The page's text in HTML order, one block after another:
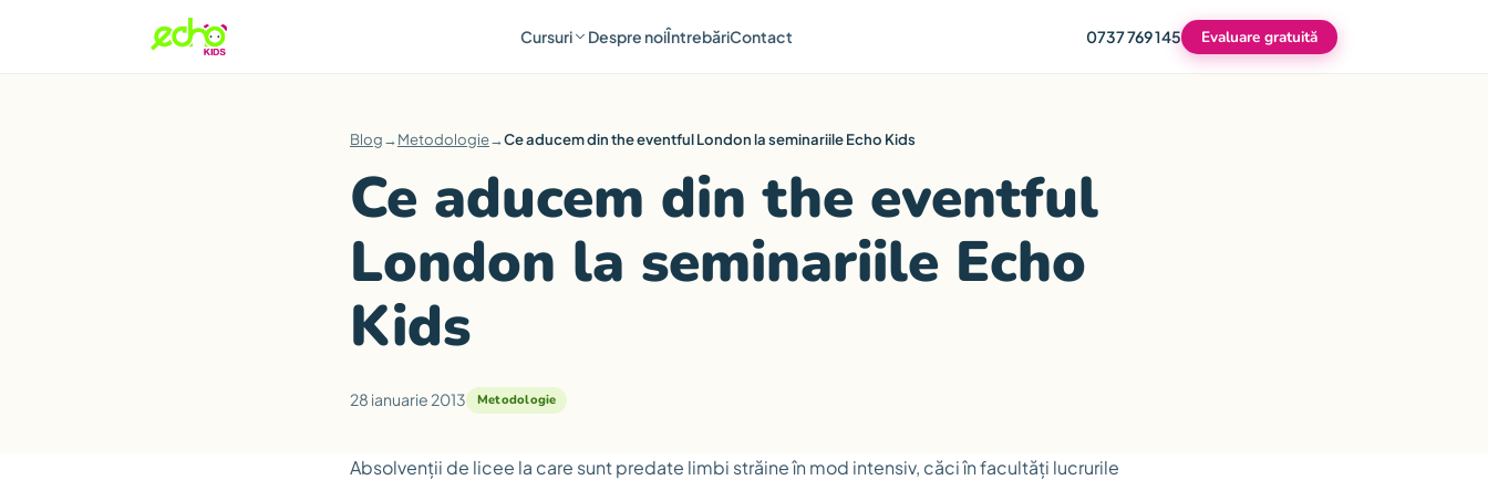
Cursuri Despre noiÎntrebăriContact 0737 769 145 Evaluare gratuită
Blog→Metodologie→Ce aducem din the eventful London la seminariile Echo Kids
Ce aducem din the eventful
London la seminariile Echo
Kids
28 ianuarie 2013 Metodologie
Absolvenții de licee la care sunt predate limbi străine în mod intensiv, căci în facultăți lucrurile